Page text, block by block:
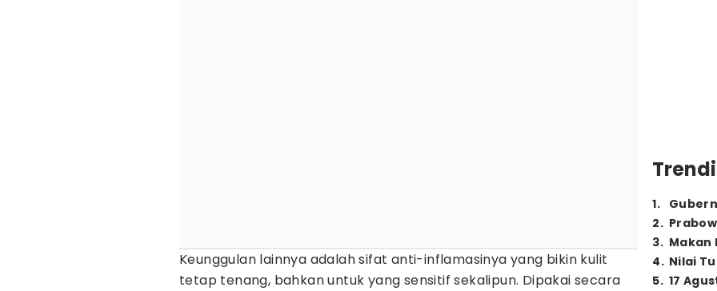
Keunggulan lainnya adalah sifat anti-inflamasinya yang bikin kulit
tetap tenang, bahkan untuk yang sensitif sekalipun. Dipakai secara
1.
2.
3. Makan
4. Nilai
5. 17